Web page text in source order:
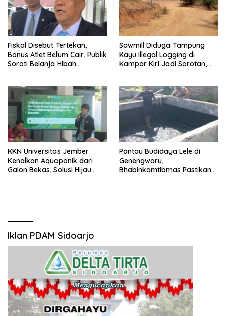
Fiskal Disebut Tertekan,
Bonus Atlet Belum Cair, Publik
Soroti Belanja Hibah
Sawmill Diduga Tampung
Kayu Illegal Logging di
Kampar Kiri Jadi Sorotan,
KKN Universitas Jember
Kenalkan Aquaponik dari
Galon Bekas, Solusi Hijau
Pantau Budidaya Lele di
Genengwaru,
Bhabinkamtibmas Pastikan
Iklan PDAM Sidoarjo